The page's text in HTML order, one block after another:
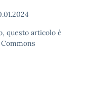
questo articolo è